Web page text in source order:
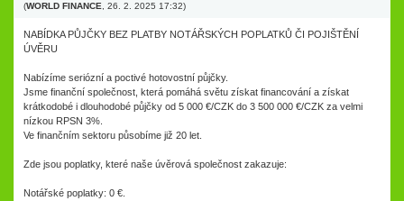
(WORLD FINANCE 26. 2. 2025 17:32)
NABÍDKA PŮJČKY BEZ PLATBY NOTÁŘSKÝCH POPLATKŮ ČI POJIŠTĚNÍ
ÚVĚRU
Nabízíme seriózní a poctivé hotovostní půjčky.
Jsme finanční společnost, která pomáhá světu získat financování a získat
krátkodobé i dlouhodobé půjčky od 5 000 €/CZK do 3 500 000 €/CZK za velmi
nízkou RPSN 3%.
Ve finančním sektoru působíme již 20 let.
Zde jsou poplatky, které naše úvěrová společnost zakazuje:
Notářské poplatky: 0 €.